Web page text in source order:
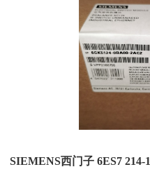
SIEMENS西门子 6ES7 214-